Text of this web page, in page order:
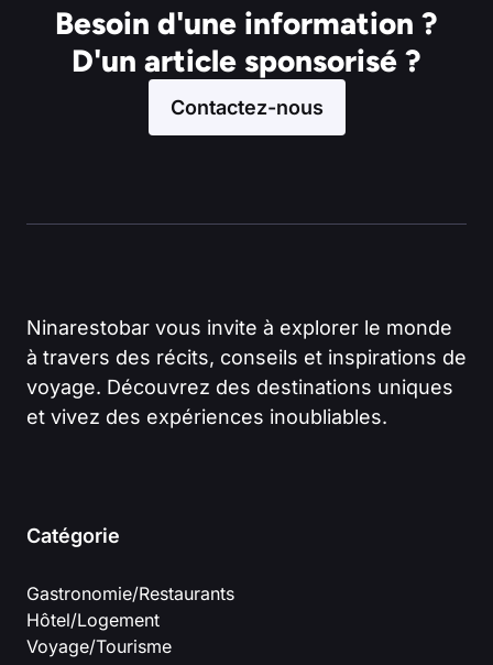
Besoin d'une information ?
D'un article sponsorisé ?
Contactez-nous
Ninarestobar vous invite à explorer le monde
à travers des récits, conseils et inspirations de
voyage. Découvrez des destinations uniques
et vivez des expériences inoubliables.
Catégorie
Gastronomie/Restaurants
Hôtel/Logement
Voyage/Tourisme